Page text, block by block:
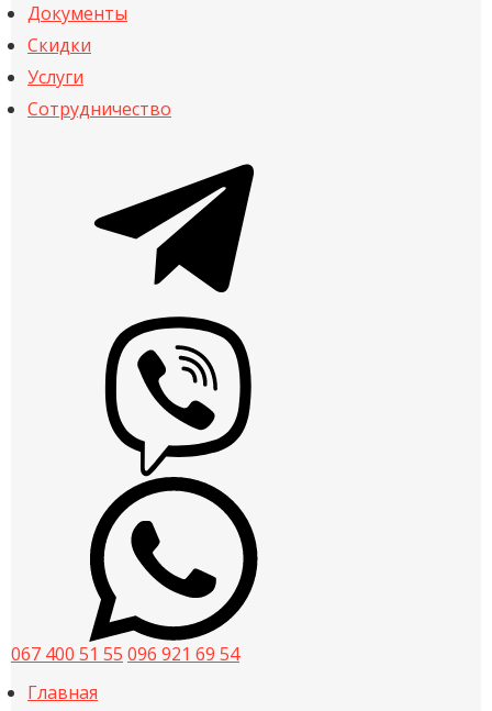
Документы
Скидки
Услуги
Сотрудничество
067 400 51 55 096 921 69 54
Главная